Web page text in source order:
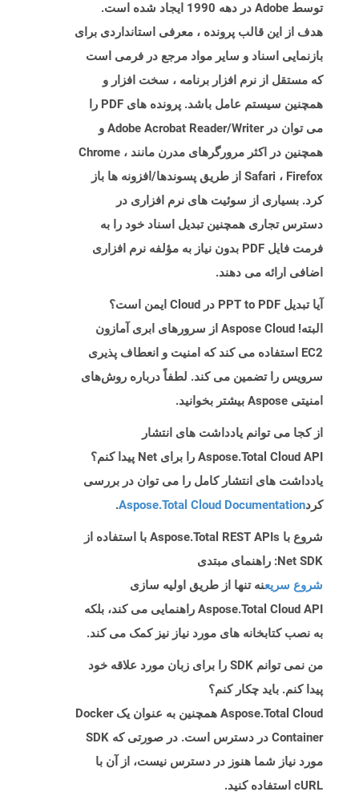
توسط Adobe در دهه 1990 ایجاد شده است.
هدف از این قالب پرونده ، معرفی استانداردی برای
بازنمایی اسناد و سایر مواد مرجع در فرمی است
که مستقل از نرم افزار برنامه ، سخت افزار و
همچنین سیستم عامل باشد. پرونده های PDF را
می توان در Adobe Acrobat Reader/Writer و
همچنین در اکثر مرورگرهای مدرن مانند Chrome ،
Safari ، Firefox از طریق پسوندها/افزونه ها باز
کرد. بسیاری از سوئیت های نرم افزاری در
دسترس تجاری همچنین تبدیل اسناد خود را به
فرمت فایل PDF بدون نیاز به مؤلفه نرم افزاری
اضافی ارائه می دهند.
آیا تبدیل PPT to PDF در Cloud ایمن است؟
البته! Aspose Cloud از سرورهای ابری آمازون
EC2 استفاده می کند که امنیت و انعطاف پذیری
سرویس را تضمین می کند. لطفاً درباره روش‌های
امنیتی Aspose بیشتر بخوانید.
از کجا می توانم یادداشت های انتشار
Aspose.Total Cloud API را برای Net پیدا کنم؟
یادداشت های انتشار کامل را می توان در بررسی
کردAspose.Total Cloud Documentation
.
شروع با Aspose.Total REST APIs با استفاده از
Net SDK: راهنمای مبتدی
شروع سریعنه تنها از طریق اولیه سازی
Aspose.Total Cloud API راهنمایی می کند، بلکه
به نصب کتابخانه های مورد نیاز نیز کمک می کند.
من نمی توانم SDK را برای زبان مورد علاقه خود
پیدا کنم. باید چکار کنم؟
Aspose.Total Cloud همچنین به عنوان یک Docker
Container در دسترس است. در صورتی که SDK
مورد نیاز شما هنوز در دسترس نیست، از آن با
cURL استفاده کنید.